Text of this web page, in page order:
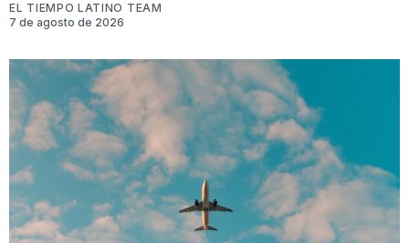
EL TIEMPO LATINO TEAM
7 de agosto de 2026